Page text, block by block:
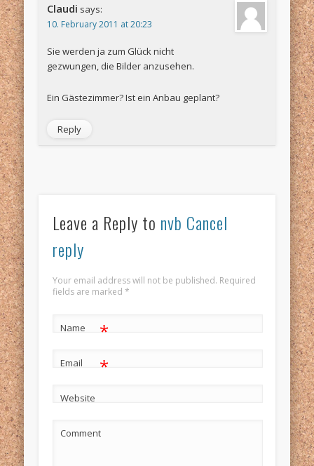
Claudi says:
10. February 2011 at 20:23
Sie werden ja zum Glück nicht
gezwungen, die Bilder anzusehen.
Ein Gästezimmer? Ist ein Anbau geplant?
Reply
Leave a Reply to nvb Cancel
reply
Your email address will not be published. Required
fields are marked *
Name *
Email *
Website
Comment